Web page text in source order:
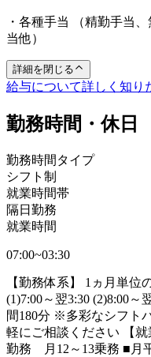
・各種手当 （精勤手当
当他）
詳細を閉じる
給与について詳しく知り
勤務時間・休日
勤務時間タイプ
シフト制
就業時間帯
隔日勤務
就業時間
07:00~03:30
【勤務体系】 1ヵ月単位
(1)7:00～翌3:30 (2)8:00～
間180分 ※多彩なシフト
軽にご相談ください 【
勤務 月12～13乗務 ■月